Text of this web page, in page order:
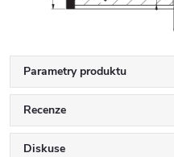
Parametry produktu
Recenze
Diskuse